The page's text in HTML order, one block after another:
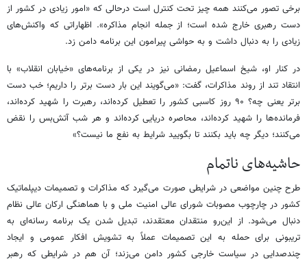
برخی تصور می‌کنند همه چیز تحت کنترل است درحالی که «امور زیادی در کشور از
دست رهبری خارج شده است؛ از جمله انجام مذاکره». اظهاراتی که واکنش‌های
زیادی را به دنبال داشت و به حواشی پیرامون این برنامه دامن زد.
در کنار او، شیخ اسماعیل رمضانی نیز در یکی از برنامه‌های «خیابان انقلاب» با
انتقاد تند از روند مذاکرات، گفت: «می‌گویند این بار دست برتر را داریم؛ خب دست
برتر یعنی چه؟ ۹۰ روز کاسبی کشور را تعطیل کرده‌اند، رهبرت را شهید کرده‌اند،
فرمانده‌ها را شهید کرده‌اند، محاصره دریایی کرده‌اند و هر شب آتش‌بس را نقض
می‌کنند؛ دیگر چه باید بکنند تا بگویید شرایط به نفع ما نیست؟»
حاشیه‌های ناتمام
طرح چنین مواضعی در شرایطی صورت می‌گیرد که مذاکرات و تصمیمات دیپلماتیک
کشور در چارچوب مصوبات شورای عالی امنیت ملی و با هماهنگی ارکان عالی نظام
دنبال می‌شود. از این‌رو منتقدان معتقدند، تبدیل شدن یک برنامه رسانه‌ای به
تریبونی برای حمله به این تصمیمات عملاً به تشویش افکار عمومی و ایجاد
چندصدایی در سیاست خارجی کشور دامن می‌زند؛ آن هم در شرایطی که رهبر